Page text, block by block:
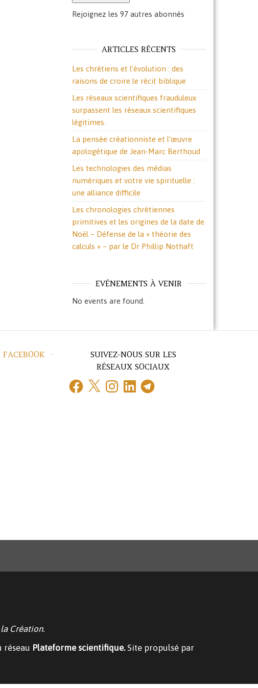
Rejoignez les 97 autres abonnés
ARTICLES RÉCENTS
Les chrétiens et l’évolution : des
raisons de croire le récit biblique
Les réseaux scientifiques frauduleux
surpassent les réseaux scientifiques
légitimes.
La pensée créationniste et l’œuvre
apologétique de Jean-Marc Berthoud
Les technologies des médias
numériques et votre vie spirituelle :
une alliance difficile
Les chronologies chrétiennes
primitives et les origines de la date de
Noël – Défense de la « théorie des
calculs » – par le Dr Phillip Nothaft
EVÉNEMENTS À VENIR
No events are found.
SUIVEZ-NOUS SUR LES
RÉSEAUX SOCIAUX
Facebook InstagramLinkedIn Telegram
Création.
réseau Plateforme scientifique.Site propulsé par